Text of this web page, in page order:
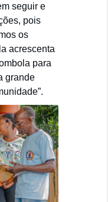
seguir e
pois
os
acrescenta
para
grande